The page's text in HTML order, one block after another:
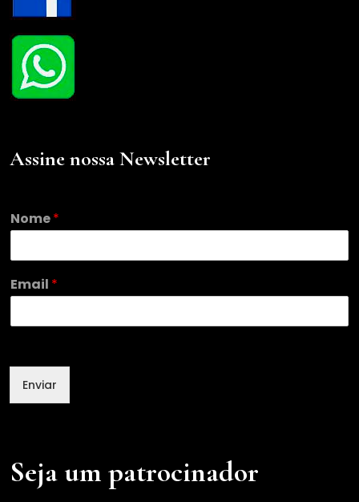
Assine nossa Newsletter
Nome*
E
m
i
E
a
Email *
Enviar
Seja um patrocinador